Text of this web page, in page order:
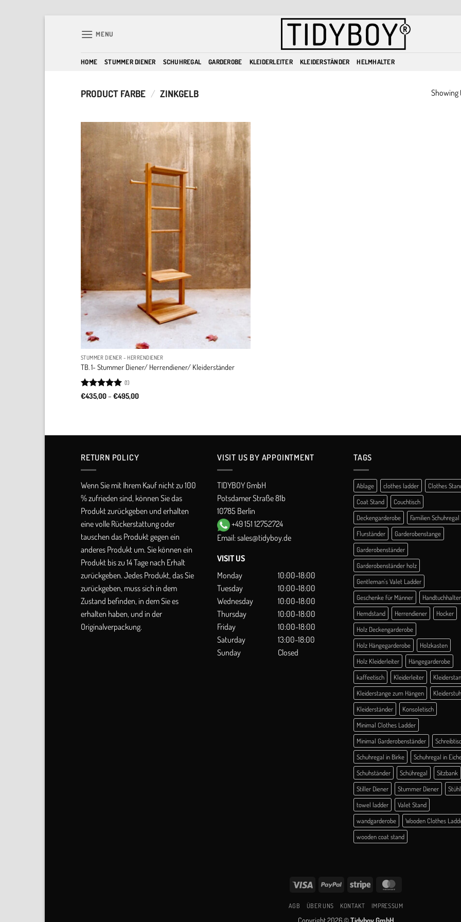
MENU
HOME STUMMER DIENER SCHUHREGAL GARDEROBE KLEIDERLEITER KLEIDERSTÄNDER HELMHALTER
PRODUCT FARBE / ZINKGELB Showing
Add to
wishlist
STUMMER DIENER - HERRENDIENER
TB. 1- Stummer Diener/ Herrendiener/ Kleiderständer
Rated5
(1)
€435,00– €495,00Price
RETURN POLICY​
Wenn Sie mit Ihrem Kauf nicht zu 100
% zufrieden sind, können Sie das
Produkt zurückgeben und erhalten
eine volle Rückerstattung oder
tauschen das Produkt gegen ein
anderes Produkt um. Sie können ein
Produkt bis zu 14 Tage nach Erhalt
zurückgeben. Jedes Produkt, das Sie
zurückgeben, muss sich in dem
Zustand befinden, in dem Sie es
erhalten haben, und in der
Originalverpackung.
VISIT US BY APPOINTMENT
TIDYBOY GmbH
Potsdamer Straße 81b
10785 Berlin
+49 151 12752724
Email:sales@tidyboy.de
VISIT US
Monday
10:00-18:00
Tuesday
10:00-18:00
Wednesday
10:00-18:00
Thursday
10:00-18:00
Friday
10:00-18:00
Saturday
13:00-18:00
Sunday
Closed
TAGS
Ablage clothes ladder
Clothes
Coat Stand
Couchtisch
Deckengarderobe
Familien Schuhregal
Flurständer
Garderobenstange
Garderobenständer
Garderobenständer holz
Gentleman's Valet Ladder
Geschenke für Männer
Handtuchhalter
Hemdstand
Herrendiener
Hocker
Holz Deckengarderobe
Holz Hängegarderobe
Holzkasten
Holz Kleiderleiter
Hängegarderobe
kaffeetisch
Kleiderleiter
Kleiderstange zum Hängen
Kleiderständer
Konsoletisch
Minimal Clothes Ladder
Minimal Garderobenständer
Schuhregal in Birke
Schuhregal in
Schuhständer
Schühregal
Sitzbank
Stiller Diener
Stummer Diener
towel ladder
Valet Stand
wandgarderobe
Wooden Clothes
wooden coat stand
Visa PayPal Stripe
AGB ÜBER UNS KONTAKT IMPRESSUM
Copyright 2026 ©Tidyboy GmbH